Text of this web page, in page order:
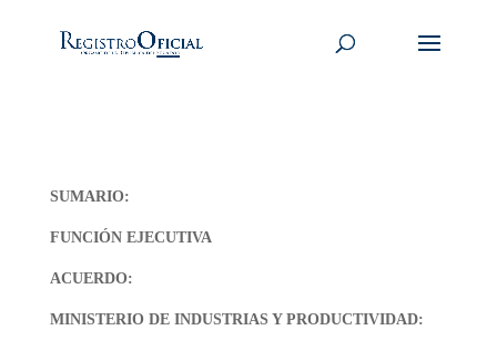
SUMARIO:
FUNCIÓN EJECUTIVA
ACUERDO:
MINISTERIO DE INDUSTRIAS Y PRODUCTIVIDAD: